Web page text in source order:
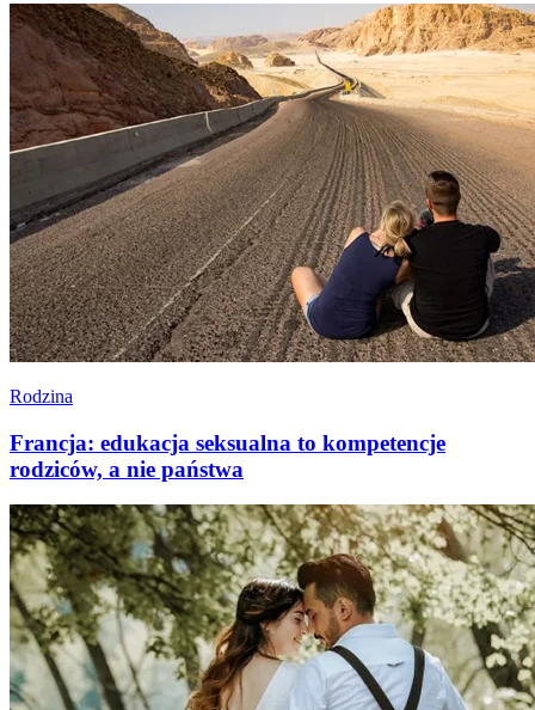
Rodzina
Francja: edukacja seksualna to kompetencje
rodziców, a nie państwa